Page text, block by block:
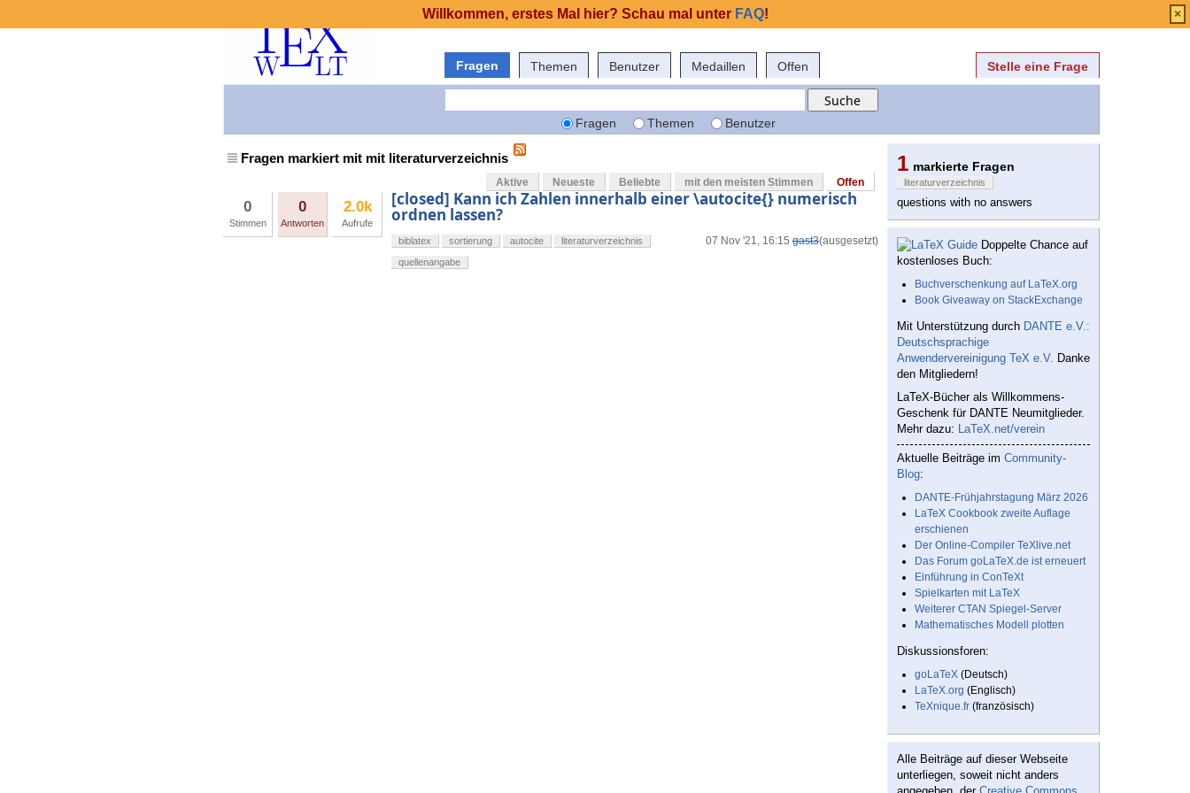
Fragen Themen Benutzer Medaillen Offen Stelle eine Frage
Fragen Themen Benutzer
Fragen markiert mit mit literaturverzeichnis
Aktive Neueste Beliebte mit den meisten Stimmen Offen
0
Stimmen
0
Antworten
2.0k
Aufrufe
[closed] Kann ich Zahlen innerhalb einer \autocite{} numerisch
ordnen lassen?
07 Nov '21, 16:15 gast3(ausgesetzt)
biblatex sortierung autocite
literaturverzeichnis
quellenangabe
1 markierte Fragen
literaturverzeichnis
questions with no answers
Doppelte Chance auf
kostenloses Buch:
Buchverschenkung auf LaTeX.org
Book Giveaway on StackExchange
Mit Unterstützung durch DANTE e.V.:
Deutschsprachige
Anwendervereinigung TeX e.V. Danke
den Mitgliedern!
LaTeX-Bücher als Willkommens-
Geschenk für DANTE Neumitglieder.
Mehr dazu: LaTeX.net/verein
Aktuelle Beiträge im Community-
Blog:
DANTE-Frühjahrstagung März 2026
LaTeX Cookbook zweite Auflage
erschienen
Der Online-Compiler TeXlive.net
Das Forum goLaTeX.de ist erneuert
Einführung in ConTeXt
Spielkarten mit LaTeX
Weiterer CTAN Spiegel-Server
Mathematisches Modell plotten
Diskussionsforen:
goLaTeX (Deutsch)
LaTeX.org (Englisch)
TeXnique.fr (französisch)
Alle Beiträge auf dieser Webseite
unterliegen, soweit nicht anders
Willkommen, erstes Mal hier? Schau mal unter FAQ! ×